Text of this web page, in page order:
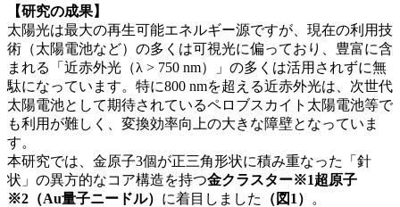
【研究の成果】
太陽光は最大の再生可能エネルギー源ですが、現在の利用技
術（太陽電池など）の多くは可視光に偏っており、豊富に含
まれる「近赤外光（λ > 750 nm）」の多くは活用されずに無
駄になっています。特に800 nmを超える近赤外光は、次世代
太陽電池として期待されているペロブスカイト太陽電池等で
も利用が難しく、変換効率向上の大きな障壁となっていま
す。
本研究では、金原子3個が正三角形状に積み重なった「針
状」の異方的なコア構造を持つ金クラスター※1超原子
※2（Au量子ニードル） に着目しました （図1） 。